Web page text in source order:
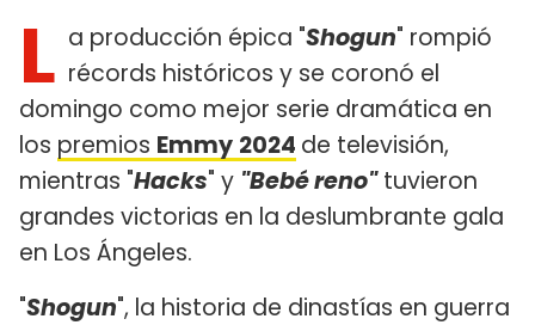
L a producción épica "Shogun" rompió
récords históricos y se coronó el
domingo como mejor serie dramática en
los premios Emmy 2024 de televisión,
mientras "Hacks" y "Bebé reno"tuvieron
grandes victorias en la deslumbrante gala
en Los Ángeles.
"Shogun", la historia de dinastías en guerra